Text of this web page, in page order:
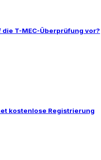
T-MEC-Überprüfung vor?
kostenlose Registrierung